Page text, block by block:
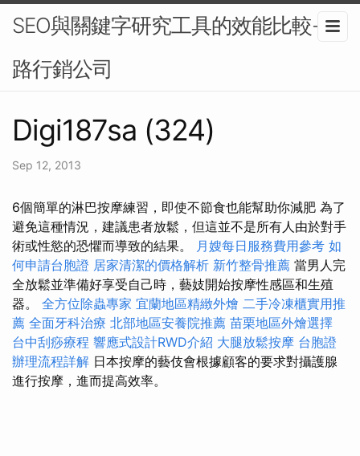
SEO與關鍵字研究工具的效能比較-網
路行銷公司
Digi187sa (324)
Sep 12, 2013
6個簡單的淋巴按摩練習，即使不節食也能幫助你減肥 為了
避免這種情況，建議患者放鬆，但這並不是所有人由於對手
術或性慾的恐懼而導致的結果。 月嫂每日服務費用參考 如
何申請台胞證 居家清潔的價格解析 新竹整骨推薦 當男人完
全放鬆並準備好享受自己時，藝妓開始按摩性感區和生殖
器。 全方位除蟲專家 宜蘭地區精緻外燴 二手冷凍櫃實用推
薦 全面牙科治療 北部地區安養院推薦 苗栗地區外燴選擇
台中刮痧療程 響應式設計RWD介紹 大腿放鬆按摩 台胞證
辦理流程詳解 日本按摩的藝伎會根據顧客的要求對攝護腺
進行按摩，進而提高效率。